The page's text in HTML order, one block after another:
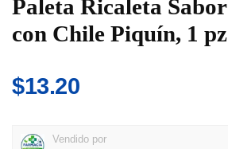
Paleta Ricaleta
con Chile Piquín, 1
$13.20
Vendido por